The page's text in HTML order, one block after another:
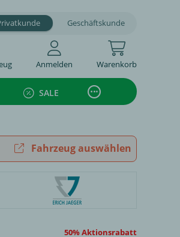
Geschäftskunde
Anmelden Warenkorb
SALE
Fahrzeug auswählen
50% Aktionsrabatt